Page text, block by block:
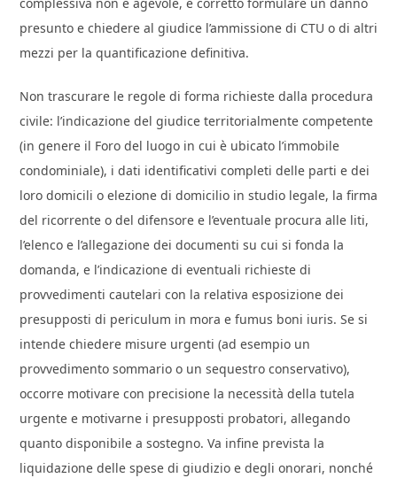
complessiva non è agevole, è corretto formulare un danno
presunto e chiedere al giudice l’ammissione di CTU o di altri
mezzi per la quantificazione definitiva.
Non trascurare le regole di forma richieste dalla procedura
civile: l’indicazione del giudice territorialmente competente
(in genere il Foro del luogo in cui è ubicato l’immobile
condominiale), i dati identificativi completi delle parti e dei
loro domicili o elezione di domicilio in studio legale, la firma
del ricorrente o del difensore e l’eventuale procura alle liti,
l’elenco e l’allegazione dei documenti su cui si fonda la
domanda, e l’indicazione di eventuali richieste di
provvedimenti cautelari con la relativa esposizione dei
presupposti di periculum in mora e fumus boni iuris. Se si
intende chiedere misure urgenti (ad esempio un
provvedimento sommario o un sequestro conservativo),
occorre motivare con precisione la necessità della tutela
urgente e motivarne i presupposti probatori, allegando
quanto disponibile a sostegno. Va infine prevista la
liquidazione delle spese di giudizio e degli onorari, nonché